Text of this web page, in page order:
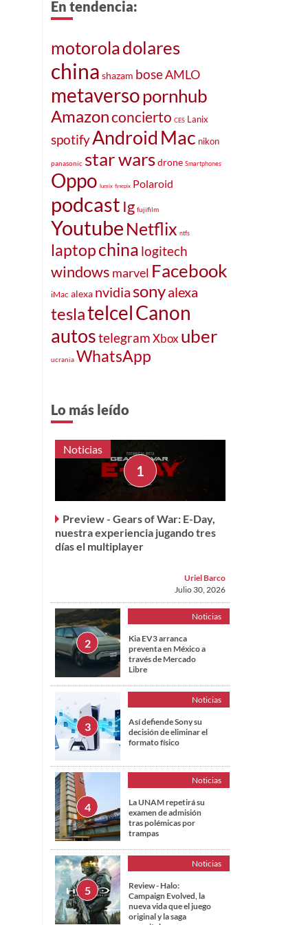
En tendencia:
motoroladolares
china shazam boseAMLO
metaversopornhub
Amazonconcierto CES Lanix
spotifyAndroid Mac nikon
panasonic star warsdrone Smartphones
Oppo lumix finepix Polaroid
podcast Ig fujifilm
Youtube Netflix ntfs
laptopchina logitech
windows marvel Facebook
iMac alexa nvidia sonyalexa
teslatelcelCanon
autostelegramXbox uber
ucrania WhatsApp
Lo más leído
Noticias
Preview - Gears of War: E-Day,
nuestra experiencia jugando tres
días el multiplayer
Uriel Barco
Julio 30, 2026
Noticias
Kia EV3 arranca
preventa en México a
través de Mercado
Libre
Noticias
Así defiende Sony su
decisión de eliminar el
formato físico
Noticias
La UNAM repetirá su
examen de admisión
tras polémicas por
trampas
Noticias
Review - Halo:
Campaign Evolved, la
nueva vida que el juego
original y la saga